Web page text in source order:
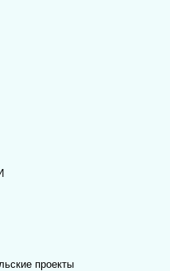
проекты